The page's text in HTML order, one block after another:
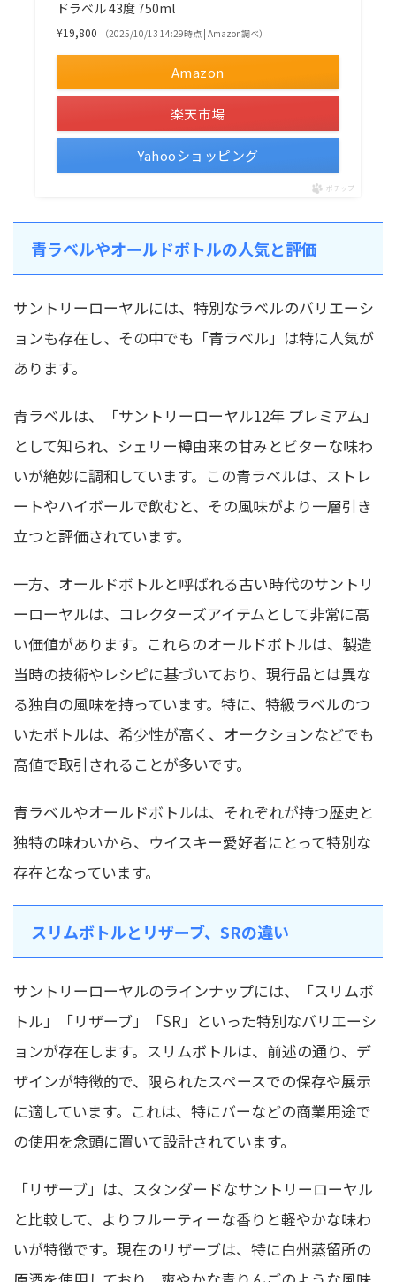
ドラベル 43度 750ml
¥19,800 （2025/10/13 14:29時点 | Amazon調べ）
Amazon
楽天市場
Yahooショッピング
ポチップ
青ラベルやオールドボトルの人気と評価
サントリーローヤルには、特別なラベルのバリエーシ
ョンも存在し、その中でも「青ラベル」は特に人気が
あります。
青ラベルは、「サントリーローヤル12年 プレミアム」
として知られ、シェリー樽由来の甘みとビターな味わ
いが絶妙に調和しています。この青ラベルは、ストレ
ートやハイボールで飲むと、その風味がより一層引き
立つと評価されています。
一方、オールドボトルと呼ばれる古い時代のサントリ
ーローヤルは、コレクターズアイテムとして非常に高
い価値があります。これらのオールドボトルは、製造
当時の技術やレシピに基づいており、現行品とは異な
る独自の風味を持っています。特に、特級ラベルのつ
いたボトルは、希少性が高く、オークションなどでも
高値で取引されることが多いです。
青ラベルやオールドボトルは、それぞれが持つ歴史と
独特の味わいから、ウイスキー愛好者にとって特別な
存在となっています。
スリムボトルとリザーブ、SRの違い
サントリーローヤルのラインナップには、「スリムボ
トル」「リザーブ」「SR」といった特別なバリエーシ
ョンが存在します。スリムボトルは、前述の通り、デ
ザインが特徴的で、限られたスペースでの保存や展示
に適しています。これは、特にバーなどの商業用途で
の使用を念頭に置いて設計されています。
「リザーブ」は、スタンダードなサントリーローヤル
と比較して、よりフルーティーな香りと軽やかな味わ
いが特徴です。現在のリザーブは、特に白州蒸留所の